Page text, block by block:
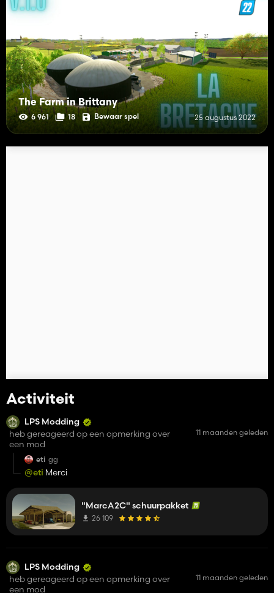
The Farm in Brittany
6 961 18 Bewaar spel 25 augustus 2022
Activiteit
LPS Modding
heb gereageerd op een opmerking over
een mod
11 maanden geleden
eti gg
@eti Merci
"MarcA2C" schuurpakket
26 109
LPS Modding
heb gereageerd op een opmerking over
een mod
11 maanden geleden